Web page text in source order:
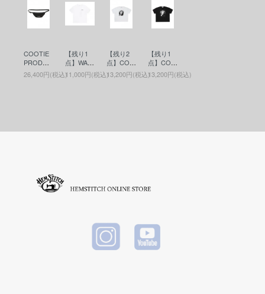
COOTIE
PRODUC
TIONS(ク
ーティー)
26,400円(税込)
【残り1
点】WAC
KO MARI
A(ワコマ
T-SHIRT (
11,000円(税込)
【残り2
点】COO
TIE PRO
DUCTIO
S/S Tee)
13,200円(税込)
【残り1
点】COO
TIE PRO
DUCTIO
S/S Tee)
13,200円(税込)